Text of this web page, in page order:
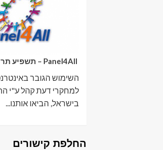
השימוש הגובר
למחקרי דעת קהל ע"י
בישראל, הביאו אותנו...
החלפת קישורים